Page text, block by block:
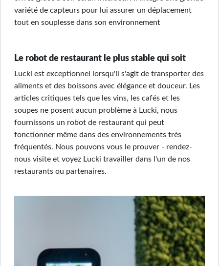
variété de capteurs pour lui assurer un déplacement
tout en souplesse dans son environnement
Le robot de restaurant le plus stable qui soit
Lucki est exceptionnel lorsqu'il s'agit de transporter des
aliments et des boissons avec élégance et douceur. Les
articles critiques tels que les vins, les cafés et les
soupes ne posent aucun problème à Lucki, nous
fournissons un robot de restaurant qui peut
fonctionner même dans des environnements très
fréquentés. Nous pouvons vous le prouver - rendez-
nous visite et voyez Lucki travailler dans l'un de nos
restaurants ou partenaires.